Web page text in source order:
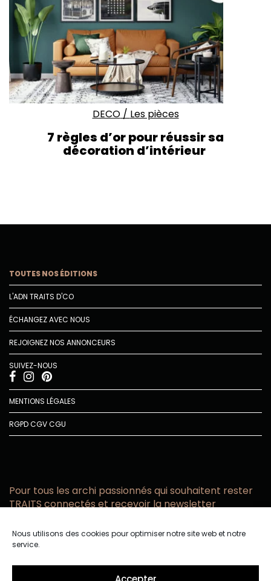
Nous utilisons des cookies pour optimiser notre site web et notre
service.
DECO/ Les pièces
7 règles d’or pour réussir sa
décoration d’intérieur
TOUTES NOS ÉDITIONS
L'ADN TRAITS D'CO
ÉCHANGEZ AVEC NOUS
REJOIGNEZ NOS ANNONCEURS
SUIVEZ-NOUS
MENTIONS LÉGALES
RGPDCGVCGU
Pour tous les archi passionnés qui souhaitent rester
TRAITS connectés et recevoir la newsletter
email
confidentialité.